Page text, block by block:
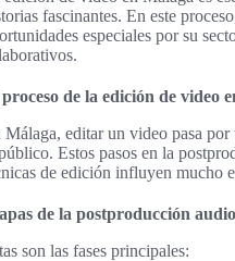
fascinantes. En este
especiales por su
de la edición de video
Málaga, editar un video pasa
Estos pasos en la
de edición influyen mucho
de la postproducción
son las fases principales: